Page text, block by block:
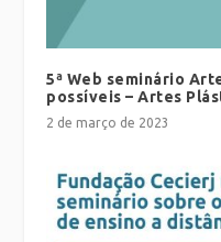
5ª Web seminário
possíveis – Artes
2 de março de 2023